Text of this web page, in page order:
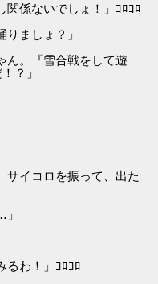
関係ないでしょ！」ｺﾛｺﾛ
ましょ？」
ん。『雪合戦をして遊
？」
サイコロを振って、出た
るわ！」ｺﾛｺﾛ